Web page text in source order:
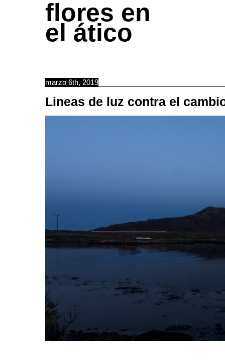
flores en
el ático
marzo 6th, 2019
Lineas de luz contra el